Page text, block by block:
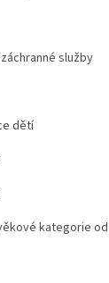
služby
dětí
kategorie